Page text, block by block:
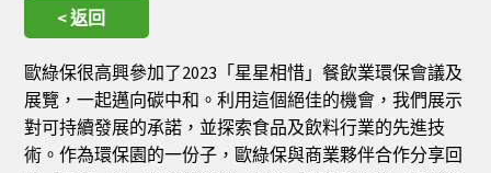
< 返回
歐綠保很高興參加了2023「星星相惜」餐飲業環保會議及
展覽，一起邁向碳中和。利用這個絕佳的機會，我們展示
對可持續發展的承諾，並探索食品及飲料行業的先進技
術。作為環保園的一份子，歐綠保與商業夥伴合作分享回